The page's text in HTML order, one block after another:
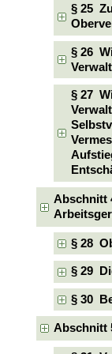
§ 25
§ 26
§ 27
Abschnitt
§ 28
§ 29
§ 30
Abschnitt